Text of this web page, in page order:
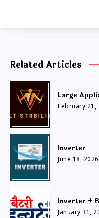
Related Articles
Large
February 21,
Inverter
June 18, 2026
Inverter +
January 31,